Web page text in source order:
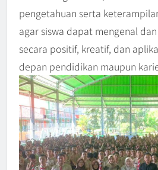
pengetahuan serta
agar siswa dapat mengenal
secara positif, kreatif, dan
depan pendidikan maupun